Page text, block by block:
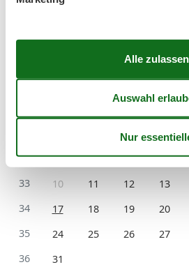
32
3 4 5 6
33
10 11 12 13
34
17 18 19 20
35
24 25 26 27
36
31